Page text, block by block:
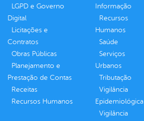
LGPD e Governo
Digital
Licitações e
Contratos
Obras Públicas
Planejamento e
Prestação de Contas
Receitas
Recursos Humanos
Informação
Recursos
Humanos
Saúde
Serviços
Urbanos
Tributação
Vigilância
Epidemiológica
Vigilância